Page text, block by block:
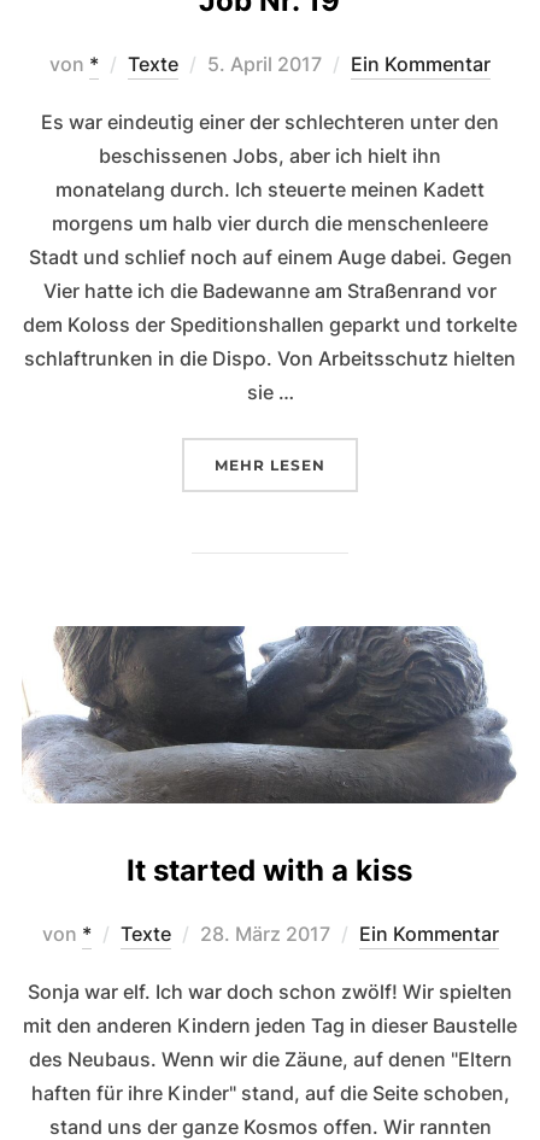
von * Texte
Veröffentlicht
5. April 2017 Ein Kommentar
Es war eindeutig einer der schlechteren unter den
beschissenen Jobs, aber ich hielt ihn
monatelang durch. Ich steuerte meinen Kadett
morgens um halb vier durch die menschenleere
Stadt und schlief noch auf einem Auge dabei. Gegen
Vier hatte ich die Badewanne am Straßenrand vor
dem Koloss der Speditionshallen geparkt und torkelte
schlaftrunken in die Dispo. Von Arbeitsschutz hielten
sie …
MEHR ÜBER „JOB NR. 19“
LESEN
It started with a kiss
von * Texte
Veröffentlicht
28. März 2017 Ein Kommentar
Sonja war elf. Ich war doch schon zwölf! Wir spielten
mit den anderen Kindern jeden Tag in dieser Baustelle
des Neubaus. Wenn wir die Zäune, auf denen "Eltern
haften für ihre Kinder" stand, auf die Seite schoben,
stand uns der ganze Kosmos offen. Wir rannten